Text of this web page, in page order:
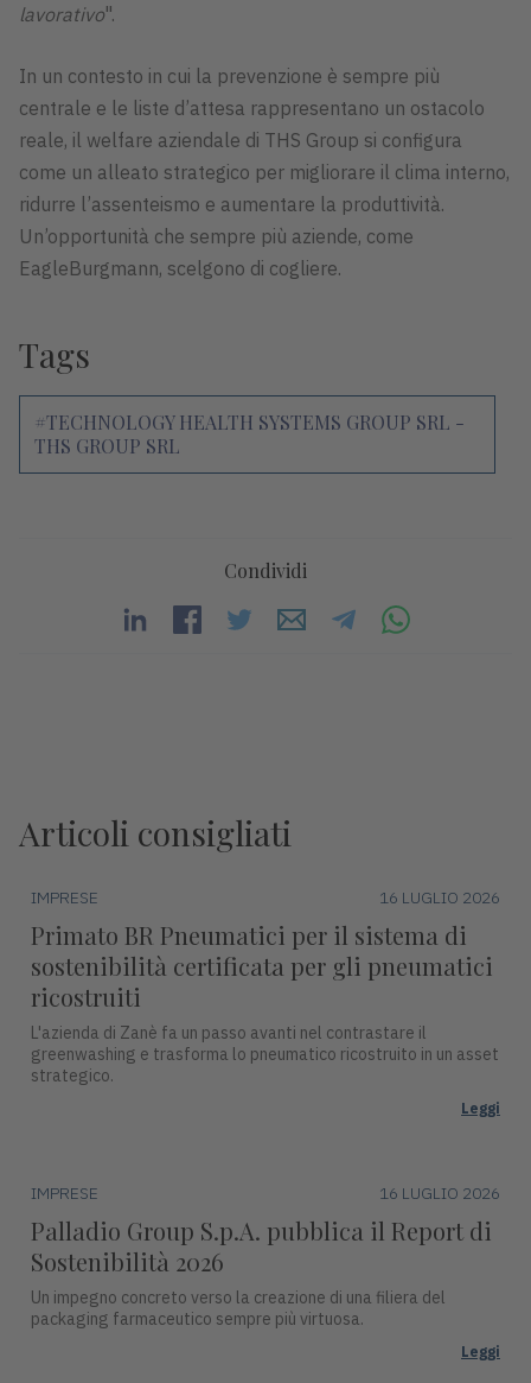
lavorativo".
In un contesto in cui la prevenzione è sempre più
centrale e le liste d’attesa rappresentano un ostacolo
reale, il welfare aziendale di THS Group si configura
come un alleato strategico per migliorare il clima interno,
ridurre l’assenteismo e aumentare la produttività.
Un’opportunità che sempre più aziende, come
EagleBurgmann, scelgono di cogliere.
Tags
#TECHNOLOGY HEALTH SYSTEMS GROUP SRL -
THS GROUP SRL
Condividi
Articoli consigliati
IMPRESE 16 LUGLIO 2026
Primato BR Pneumatici per il sistema di
sostenibilità certificata per gli pneumatici
ricostruiti
L'azienda di Zanè fa un passo avanti nel contrastare il
greenwashing e trasforma lo pneumatico ricostruito in un asset
strategico.
Leggi
IMPRESE 16 LUGLIO 2026
Palladio Group S.p.A. pubblica il Report di
Sostenibilità 2026
Un impegno concreto verso la creazione di una filiera del
packaging farmaceutico sempre più virtuosa.
Leggi